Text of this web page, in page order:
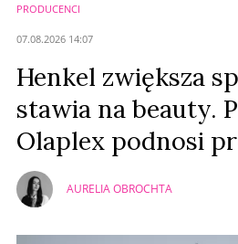
PRODUCENCI
07.08.2026 14:07
Henkel zwiększa
stawia na beauty.
Olaplex podnosi
AURELIA OBROCHTA